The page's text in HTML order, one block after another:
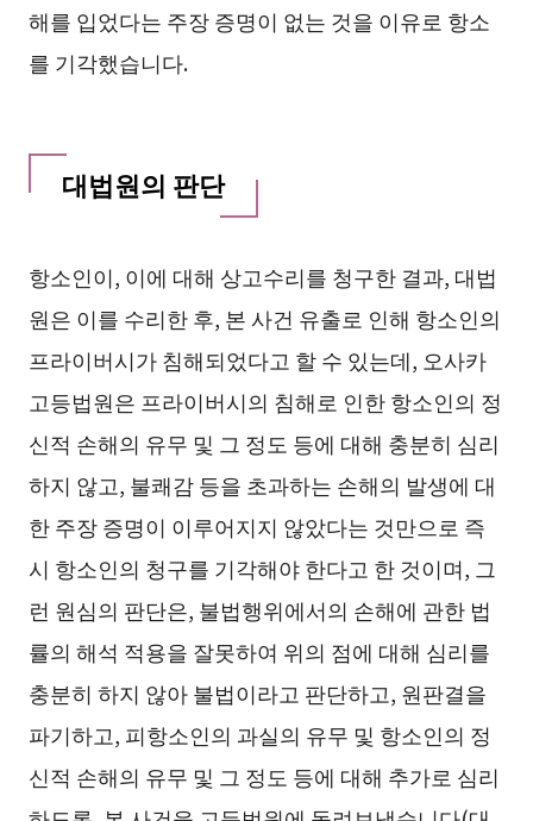
해를 입었다는 주장 증명이 없는 것을 이유로 항소
를 기각했습니다.
대법원의 판단
항소인이, 이에 대해 상고수리를 청구한 결과, 대법
원은 이를 수리한 후, 본 사건 유출로 인해 항소인의
프라이버시가 침해되었다고 할 수 있는데, 오사카
고등법원은 프라이버시의 침해로 인한 항소인의 정
신적 손해의 유무 및 그 정도 등에 대해 충분히 심리
하지 않고, 불쾌감 등을 초과하는 손해의 발생에 대
한 주장 증명이 이루어지지 않았다는 것만으로 즉
시 항소인의 청구를 기각해야 한다고 한 것이며, 그
런 원심의 판단은, 불법행위에서의 손해에 관한 법
률의 해석 적용을 잘못하여 위의 점에 대해 심리를
충분히 하지 않아 불법이라고 판단하고, 원판결을
파기하고, 피항소인의 과실의 유무 및 항소인의 정
신적 손해의 유무 및 그 정도 등에 대해 추가로 심리